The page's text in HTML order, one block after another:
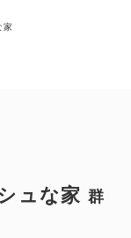
家
ュな家 群